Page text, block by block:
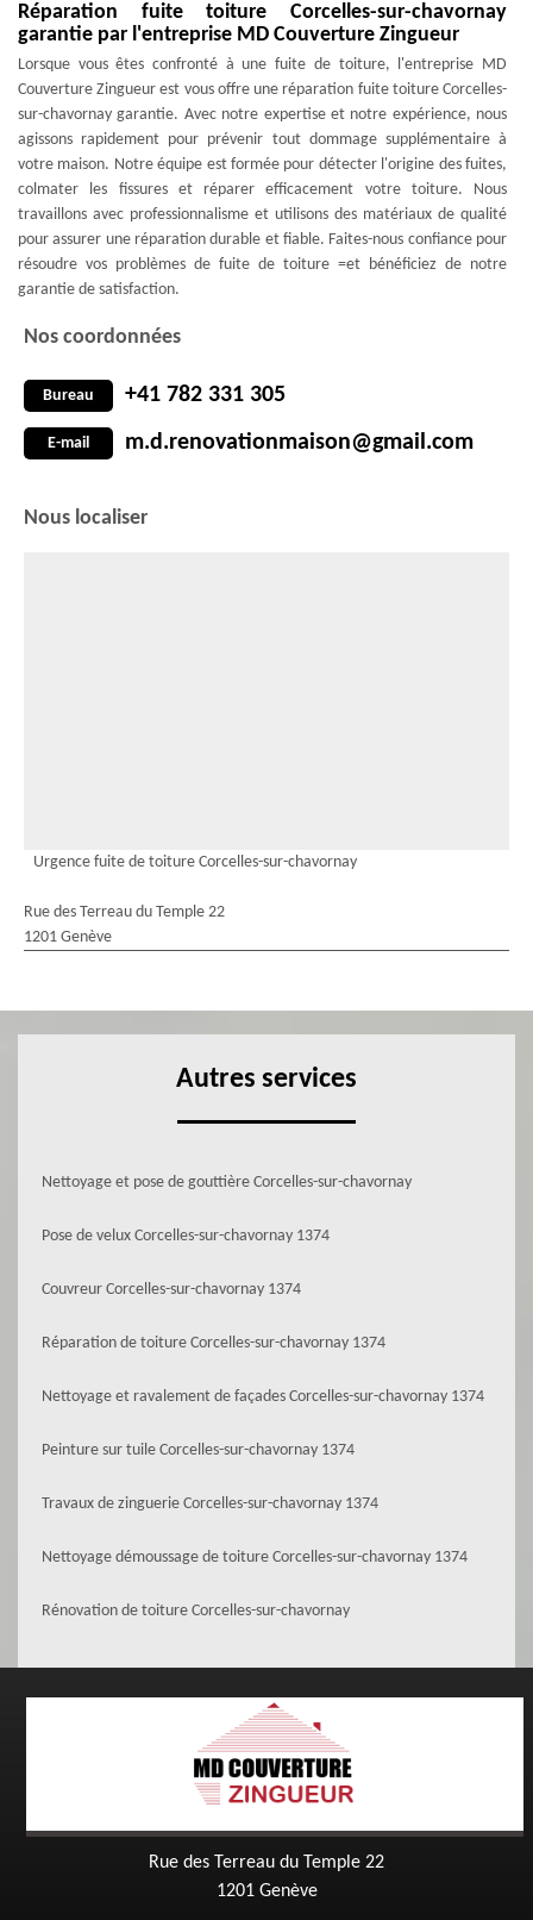
Réparation fuite toiture Corcelles-sur-chavornay
garantie par l'entreprise MD Couverture Zingueur
Lorsque vous êtes confronté à une fuite de toiture, l'entreprise MD
Couverture Zingueur est vous offre une réparation fuite toiture Corcelles-
sur-chavornay garantie. Avec notre expertise et notre expérience, nous
agissons rapidement pour prévenir tout dommage supplémentaire à
votre maison. Notre équipe est formée pour détecter l'origine des fuites,
colmater les fissures et réparer efficacement votre toiture. Nous
travaillons avec professionnalisme et utilisons des matériaux de qualité
pour assurer une réparation durable et fiable. Faites-nous confiance pour
résoudre vos problèmes de fuite de toiture =et bénéficiez de notre
garantie de satisfaction.
Nos coordonnées
Bureau +41 782 331 305
E-mail m.d.renovationmaison@gmail.com
Nous localiser
Urgence fuite de toiture Corcelles-sur-chavornay
Rue des Terreau du Temple 22
1201 Genève
Autres services
Nettoyage et pose de gouttière Corcelles-sur-chavornay
Pose de velux Corcelles-sur-chavornay 1374
Couvreur Corcelles-sur-chavornay 1374
Réparation de toiture Corcelles-sur-chavornay 1374
Nettoyage et ravalement de façades Corcelles-sur-chavornay 1374
Peinture sur tuile Corcelles-sur-chavornay 1374
Travaux de zinguerie Corcelles-sur-chavornay 1374
Nettoyage démoussage de toiture Corcelles-sur-chavornay 1374
Rénovation de toiture Corcelles-sur-chavornay
Rue des Terreau du Temple 22
1201 Genève